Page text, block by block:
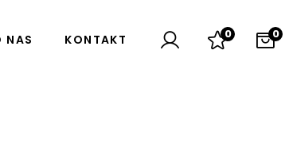
NAS KONTAKT 0 0